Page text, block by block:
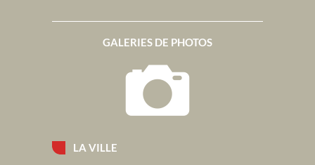
LA VILLE
GALERIES DE PHOTOS